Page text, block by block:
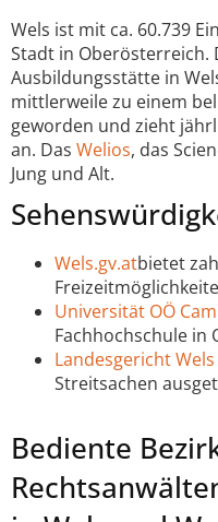
Wels ist mit ca. 60.739
Stadt in Oberösterreich.
Ausbildungsstätte in
mittlerweile zu einem
geworden und zieht
an. Das Welios, das
Jung und Alt.
Wels.gv.atbietet
Universität OÖ
Fachhochschule in
Landesgericht Wels
Streitsachen
Bediente